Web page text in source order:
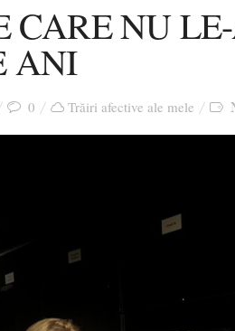
CARE NU
ANI
0 Trăiri afective ale mele